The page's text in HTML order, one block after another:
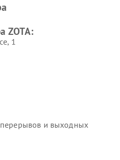
ZOTA:
1
и выходных